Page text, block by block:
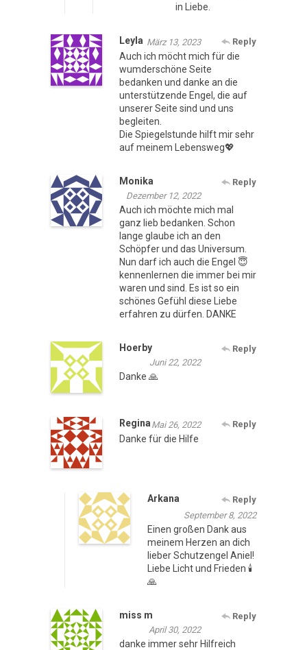
in Liebe.
Leyla Reply
März 13, 2023
Auch ich möcht mich für die
wumderschöne Seite
bedanken und danke an die
unterstützende Engel, die auf
unserer Seite sind und uns
begleiten.
Die Spiegelstunde hilft mir sehr
auf meinem Lebensweg💖
Monika
Reply
Dezember 12, 2022
Auch ich möchte mich mal
ganz lieb bedanken. Schon
lange glaube ich an den
Schöpfer und das Universum.
Nun darf ich auch die Engel 😇
kennenlernen die immer bei mir
waren und sind. Es ist so ein
schönes Gefühl diese Liebe
erfahren zu dürfen. DANKE
Hoerby
Reply
Juni 22, 2022
Danke 🙏
Regina Reply
Mai 26, 2022
Danke für die Hilfe
Arkana
Reply
September 8, 2022
Einen großen Dank aus
meinem Herzen an dich
lieber Schutzengel Aniel!
Liebe Licht und Frieden 🕯️
🙏
miss m
Reply
April 30, 2022
danke immer sehr Hilfreich